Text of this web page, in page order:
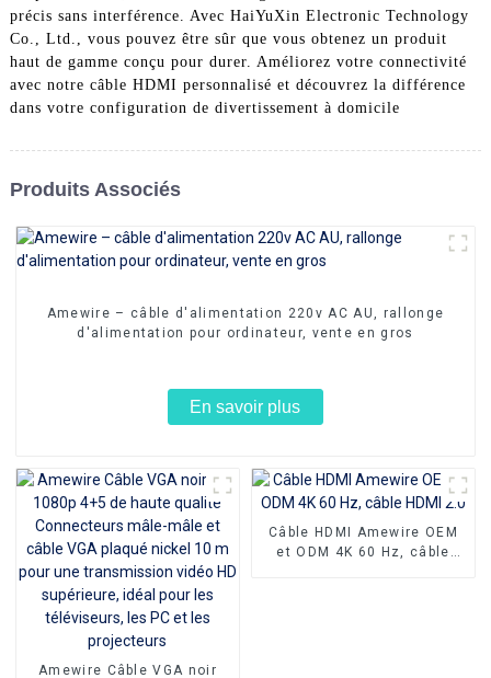
précis sans interférence. Avec HaiYuXin Electronic Technology
Co., Ltd., vous pouvez être sûr que vous obtenez un produit
haut de gamme conçu pour durer. Améliorez votre connectivité
avec notre câble HDMI personnalisé et découvrez la différence
dans votre configuration de divertissement à domicile
Produits Associés
Amewire – câble d'alimentation 220v AC AU, rallonge
d'alimentation pour ordinateur, vente en gros
En savoir plus
Amewire Câble VGA noir
Câble HDMI Amewire OEM
et ODM 4K 60 Hz, câble